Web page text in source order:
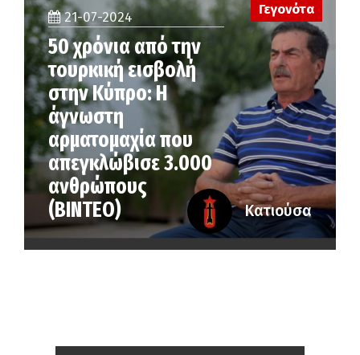
21-07-2024
50 χρόνια από την
τουρκική εισβολή
στην Κύπρο: Η
άγνωστη
αρματομαχία που
απεγκλώβισε 3.000
ανθρώπους
(ΒΙΝΤΕΟ)
Γεγονότα
Κατιούσα